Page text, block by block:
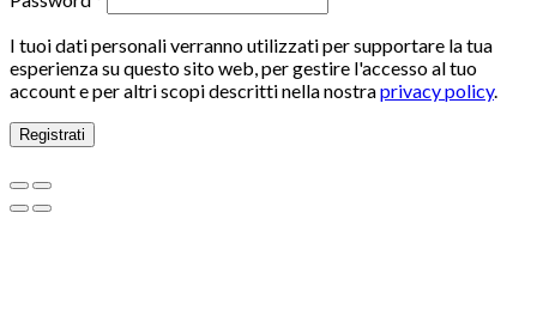
I tuoi dati personali verranno utilizzati per supportare la tua
esperienza su questo sito web, per gestire l'accesso al tuo
account e per altri scopi descritti nella nostraprivacy policy.
Registrati